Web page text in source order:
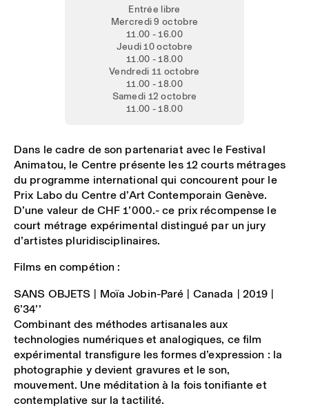
Entrée libre
Mercredi 9 octobre
11.00 - 16.00
Jeudi 10 octobre
11.00 - 18.00
Vendredi 11 octobre
11.00 - 18.00
Samedi 12 octobre
11.00 - 18.00
Dans le cadre de son partenariat avec le Festival
Animatou, le Centre présente les 12 courts métrages
du programme international qui concourent pour le
Prix Labo du Centre d’Art Contemporain Genève.
D’une valeur de CHF 1’000.- ce prix récompense le
court métrage expérimental distingué par un jury
d’artistes pluridisciplinaires.
Films en compétion :
SANS OBJETS | Moïa Jobin-Paré | Canada | 2019 |
6’34’’
Combinant des méthodes artisanales aux
technologies numériques et analogiques, ce film
expérimental transfigure les formes d’expression : la
photographie y devient gravures et le son,
mouvement. Une méditation à la fois tonifiante et
contemplative sur la tactilité.